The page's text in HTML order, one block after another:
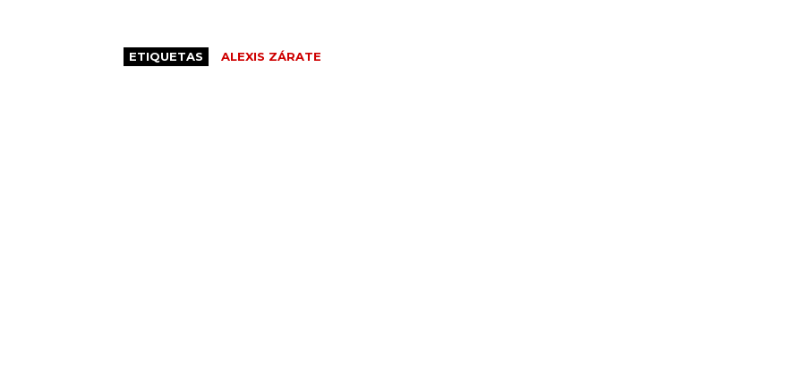
ETIQUETAS ALEXIS ZÁRATE